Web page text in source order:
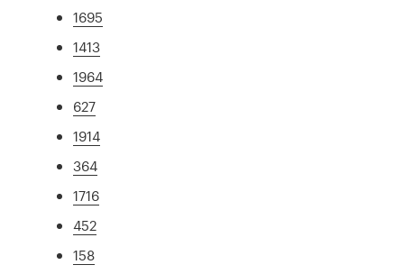
1695
1413
1964
627
1914
364
1716
452
158